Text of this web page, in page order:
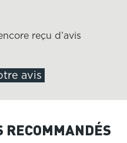
reçu d’avis
avis
RECOMMANDÉS